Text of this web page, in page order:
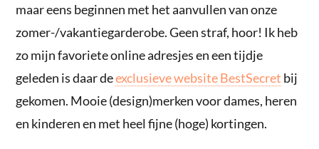
maar eens beginnen met het aanvullen van onze
zomer-/vakantiegarderobe. Geen straf, hoor! Ik heb
zo mijn favoriete online adresjes en een tijdje
geleden is daar deexclusieve website BestSecret bij
gekomen. Mooie (design)merken voor dames, heren
en kinderen en met heel fijne (hoge) kortingen.